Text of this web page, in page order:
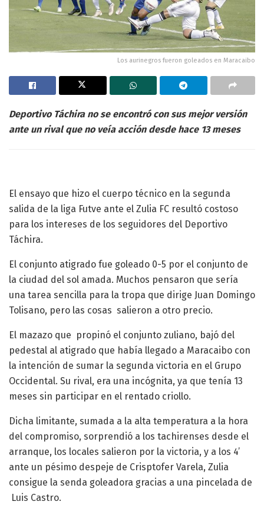
Los aurinegros fueron goleados en Maracaibo
Deportivo Táchira no se encontró con sus mejor versión
ante un rival que no veía acción desde hace 13 meses
El ensayo que hizo el cuerpo técnico en la segunda
salida de la liga Futve ante el Zulia FC resultó costoso
para los intereses de los seguidores del Deportivo
Táchira.
El conjunto atigrado fue goleado 0-5 por el conjunto de
la ciudad del sol amada. Muchos pensaron que sería
una tarea sencilla para la tropa que dirige Juan Domingo
Tolisano, pero las cosas salieron a otro precio.
El mazazo que propinó el conjunto zuliano, bajó del
pedestal al atigrado que había llegado a Maracaibo con
la intención de sumar la segunda victoria en el Grupo
Occidental. Su rival, era una incógnita, ya que tenía 13
meses sin participar en el rentado criollo.
Dicha limitante, sumada a la alta temperatura a la hora
del compromiso, sorprendió a los tachirenses desde el
arranque, los locales salieron por la victoria, y a los 4’
ante un pésimo despeje de Crisptofer Varela, Zulia
consigue la senda goleadora gracias a una pincelada de
Luis Castro.